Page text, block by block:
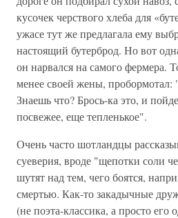
кусочек черствого хлеба для
ужасе тут же предлагала ему
настоящий бутерброд. Но вот
он нарвался на самого фермера.
менее своей жены, пробормотал:
Знаешь что? Брось-ка это, и
посвежее, еще тепленькое".
Очень часто шотландцы
суеверия, вроде "щепотки соли
шутят над тем, чего боятся,
смертью. Как-то закадычные
(не поэта-классика, а просто его